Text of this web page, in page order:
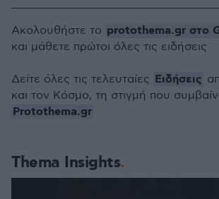
Thema Insights
Ακολουθήστε το protothema.gr στο
και μάθετε πρώτοι όλες τις ειδήσεις
Δείτε όλες τις τελευταίες Ειδήσεις
και τον Κόσμο, τη στιγμή που
Protothema.gr